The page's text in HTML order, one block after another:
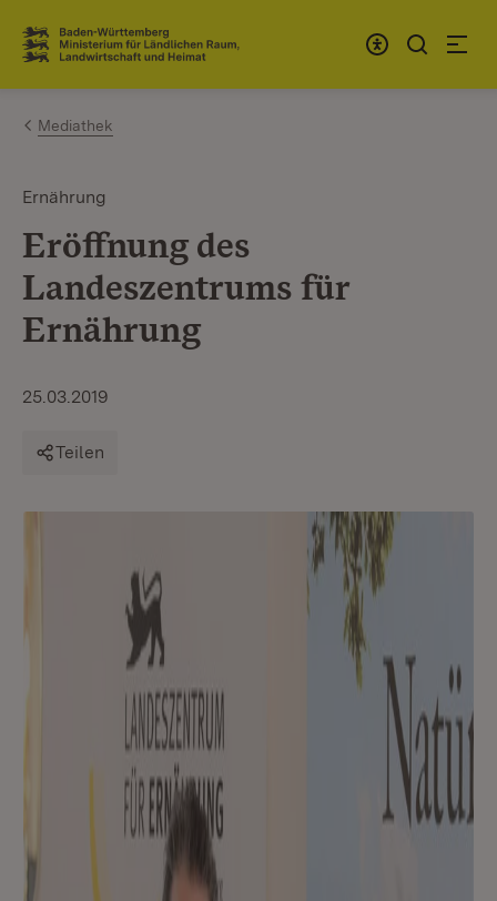
Zum Inhalt springen
Link zur Startseite
Mediathek
Ernährung
Eröffnung des
Landeszentrums für
Ernährung
25.03.2019
Teilen